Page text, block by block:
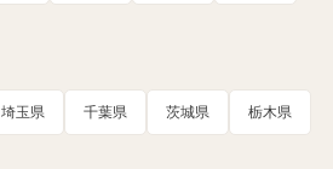
埼玉県 千葉県 茨城県 栃木県